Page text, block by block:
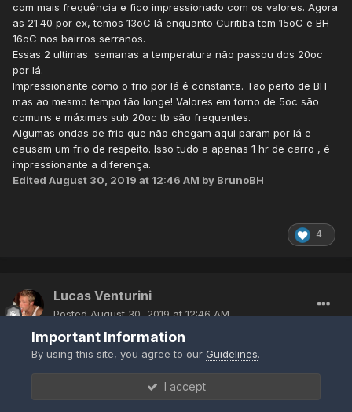
com mais frequência e fico impressionado com os valores. Agora
as 21.40 por ex, temos 13oC lá enquanto Curitiba tem 15oC e BH
16oC nos bairros serranos.
Essas 2 ultimas semanas a temperatura não passou dos 20oc
por lá.
Impressionante como o frio por lá é constante. Tão perto de BH
mas ao mesmo tempo tão longe! Valores em torno de 5oc são
comuns e máximas sub 20oc tb são frequentes.
Algumas ondas de frio que não chegam aqui param por lá e
causam um frio de respeito. Isso tudo a apenas 1 hr de carro , é
impressionante a diferença.
Edited August 30, 2019 at 12:46 AM by BrunoBH
4
Lucas Venturini
PostedAugust 30, 2019 at 12:46 AM
Amanha enquanto a temperatura pode não chegar na
pouco mais de 400km dali, no Noroeste Gaúcho a
Important Information
By using this site, you agree to ourGuidelines.
I accept